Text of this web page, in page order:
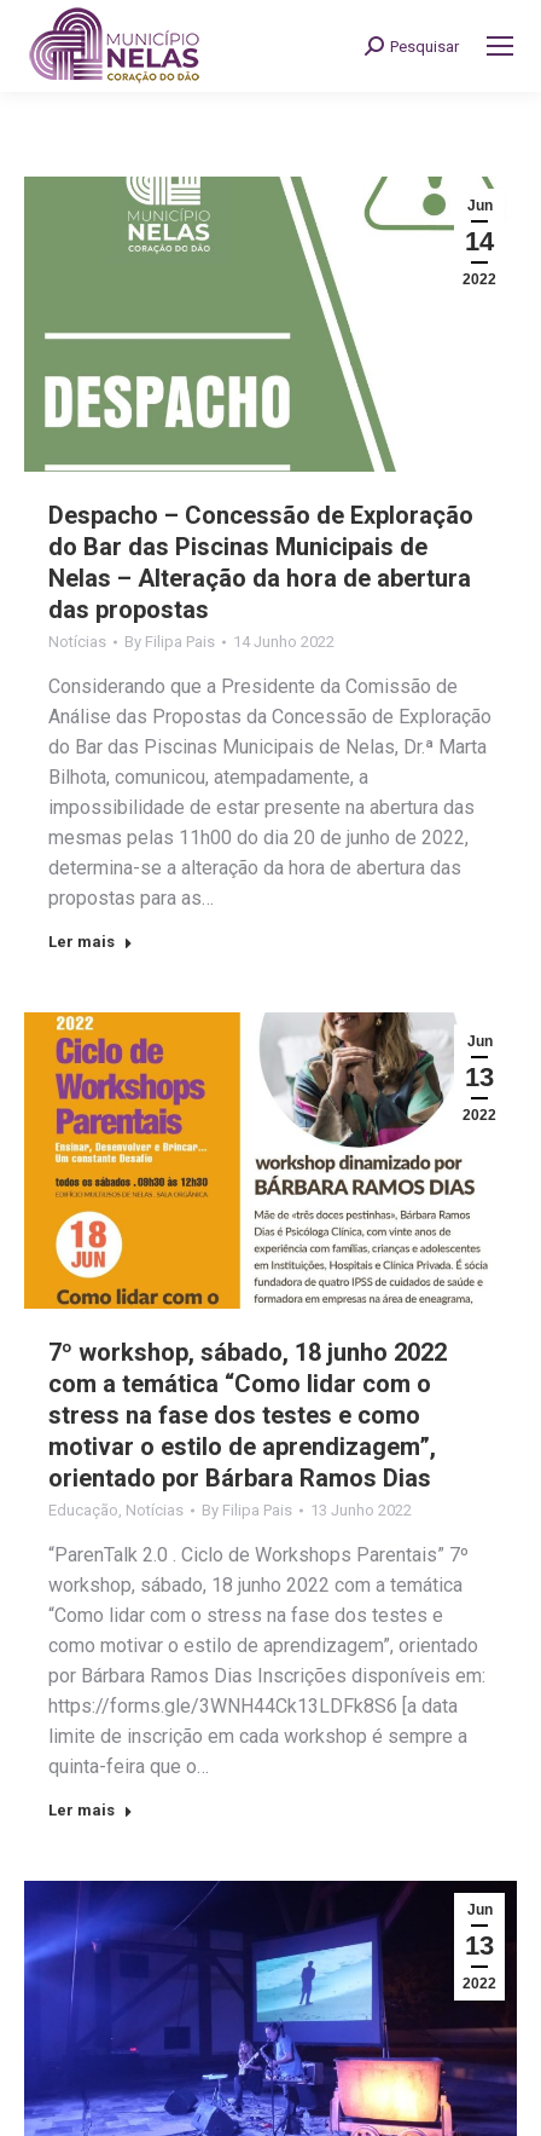
Search:
Pesquisar
Jun
14
2022
Despacho – Concessão de Exploração
do Bar das Piscinas Municipais de
Nelas – Alteração da hora de abertura
das propostas
Notícias By Filipa Pais 14 Junho 2022
Considerando que a Presidente da Comissão de
Análise das Propostas da Concessão de Exploração
do Bar das Piscinas Municipais de Nelas, Dr.ª Marta
Bilhota, comunicou, atempadamente, a
impossibilidade de estar presente na abertura das
mesmas pelas 11h00 do dia 20 de junho de 2022,
determina-se a alteração da hora de abertura das
propostas para as…
Ler mais
Jun
13
2022
7º workshop, sábado, 18 junho 2022
com a temática “Como lidar com o
stress na fase dos testes e como
motivar o estilo de aprendizagem”,
orientado por Bárbara Ramos Dias
Educação Notícias By Filipa Pais 13 Junho 2022
“ParenTalk 2.0 . Ciclo de Workshops Parentais” 7º
workshop, sábado, 18 junho 2022 com a temática
“Como lidar com o stress na fase dos testes e
como motivar o estilo de aprendizagem”, orientado
por Bárbara Ramos Dias Inscrições disponíveis em:
https://forms.gle/3WNH44Ck13LDFk8S6 [a data
limite de inscrição em cada workshop é sempre a
quinta-feira que o…
Ler mais
Jun
13
2022